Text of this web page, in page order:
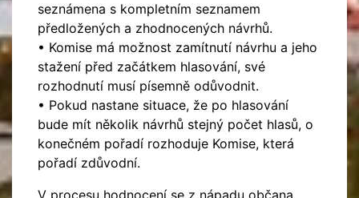
seznámena s kompletním seznamem
předložených a zhodnocených návrhů.
• Komise má možnost zamítnutí návrhu a jeho
stažení před začátkem hlasování, své
rozhodnutí musí písemně odůvodnit.
• Pokud nastane situace, že po hlasování
bude mít několik návrhů stejný počet hlasů, o
konečném pořadí rozhoduje Komise, která
pořadí zdůvodní.
V procesu hodnocení se z nápadu občana